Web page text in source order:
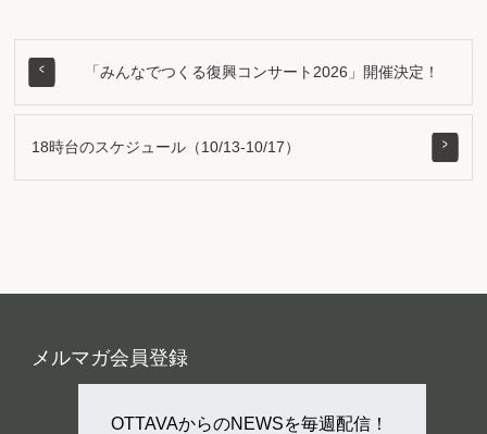
「みんなでつくる復興コンサート2026」開催決定！
18時台のスケジュール（10/13-10/17）
メルマガ会員登録
OTTAVAからのNEWSを毎週配信！